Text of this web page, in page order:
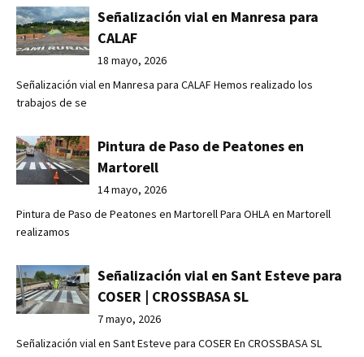
Señalización vial en Manresa para
CALAF
18 mayo, 2026
Señalización vial en Manresa para CALAF Hemos realizado los
trabajos de se
Pintura de Paso de Peatones en
Martorell
14 mayo, 2026
Pintura de Paso de Peatones en Martorell Para OHLA en Martorell
realizamos
Señalización vial en Sant Esteve para
COSER | CROSSBASA SL
7 mayo, 2026
Señalización vial en Sant Esteve para COSER En CROSSBASA SL